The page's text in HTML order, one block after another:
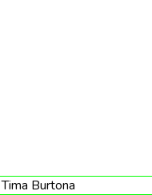
Burtona